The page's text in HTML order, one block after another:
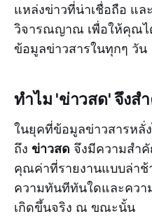
แหล่งข่าวที่น่าเชื่อถือ แล
วิจารณญาณ เพื่อให้คุณไ
ข้อมูลข่าวสารในทุกๆ วัน
ทำไม 'ข่าวสด' จึงส
ในยุคที่ข้อมูลข่าวสารหลั่
ถึง ข่าวสด จึงมีความสำ
คุณค่าที่รายงานแบบล่าช้
ความทันทีทันใดและควา
เกิดขึ้นจริง ณ ขณะนั้น